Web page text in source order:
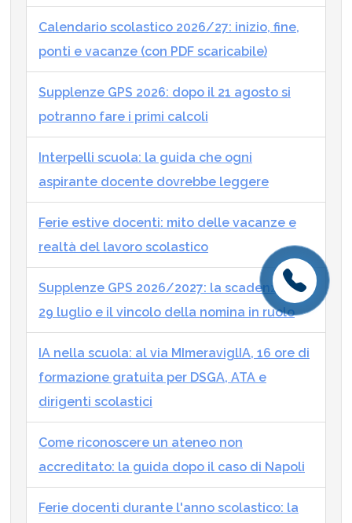
Calendario scolastico 2026/27: inizio, fine,
ponti e vacanze (con PDF scaricabile)
Supplenze GPS 2026: dopo il 21 agosto si
potranno fare i primi calcoli
Interpelli scuola: la guida che ogni
aspirante docente dovrebbe leggere
Ferie estive docenti: mito delle vacanze e
realtà del lavoro scolastico
Supplenze GPS 2026/2027: la scadenza del
29 luglio e il vincolo della nomina in ruolo
IA nella scuola: al via MImeraviglIA, 16 ore di
formazione gratuita per DSGA, ATA e
dirigenti scolastici
Come riconoscere un ateneo non
accreditato: la guida dopo il caso di Napoli
Ferie docenti durante l'anno scolastico: la